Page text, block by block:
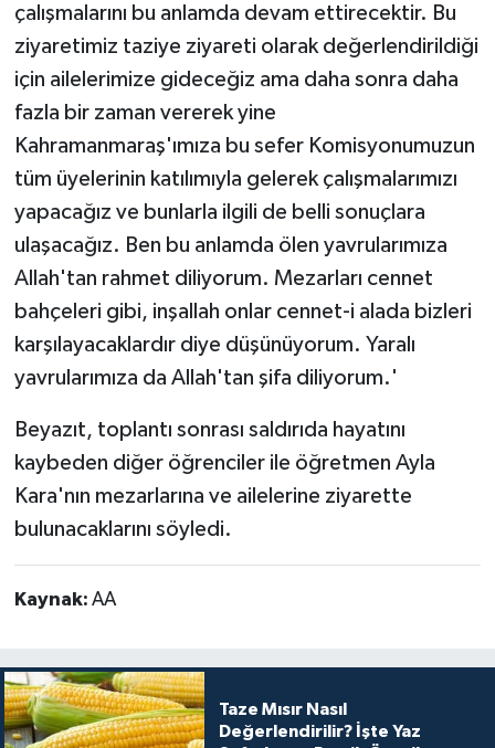
çalışmalarını bu anlamda devam ettirecektir. Bu
ziyaretimiz taziye ziyareti olarak değerlendirildiği
için ailelerimize gideceğiz ama daha sonra daha
fazla bir zaman vererek yine
Kahramanmaraş'ımıza bu sefer Komisyonumuzun
tüm üyelerinin katılımıyla gelerek çalışmalarımızı
yapacağız ve bunlarla ilgili de belli sonuçlara
ulaşacağız. Ben bu anlamda ölen yavrularımıza
Allah'tan rahmet diliyorum. Mezarları cennet
bahçeleri gibi, inşallah onlar cennet-i alada bizleri
karşılayacaklardır diye düşünüyorum. Yaralı
yavrularımıza da Allah'tan şifa diliyorum.'
Beyazıt, toplantı sonrası saldırıda hayatını
kaybeden diğer öğrenciler ile öğretmen Ayla
Kara'nın mezarlarına ve ailelerine ziyarette
bulunacaklarını söyledi.
Kaynak: AA
Taze Mısır Nasıl
Değerlendirilir? İşte Yaz